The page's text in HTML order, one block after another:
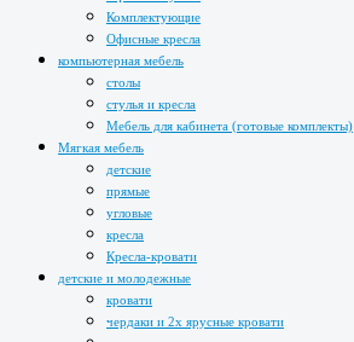
Комплектующие
Офисные кресла
компьютерная мебель
столы
стулья и кресла
Мебель для кабинета (готовые комплекты)
Мягкая мебель
детские
прямые
угловые
кресла
Кресла-кровати
детские и молодежные
кровати
чердаки и 2х ярусные кровати